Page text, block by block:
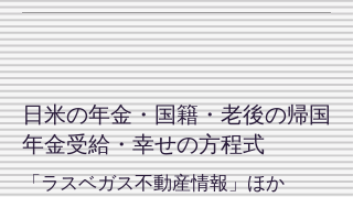
日米の​年金・国籍・老後の帰国
年金受給・幸せの方程式
「​ラスベガス不動産情報」ほか